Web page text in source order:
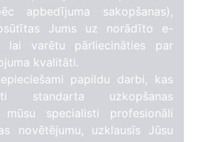
apbedījuma sakopšanas),
Jums uz norādīto e-
lai varētu pārliecināties par
kvalitāti.
papildu darbi, kas
standarta uzkopšanas
mūsu specialisti profesionāli
novētējumu, uzklausīs Jūsu